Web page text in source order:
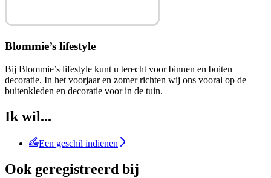
Blommie’s lifestyle
Bij Blommie’s lifestyle kunt u terecht voor binnen en buiten
decoratie. In het voorjaar en zomer richten wij ons vooral op de
buitenkleden en decoratie voor in de tuin.
Ik wil...
Een geschil indienen
Ook geregistreerd bij